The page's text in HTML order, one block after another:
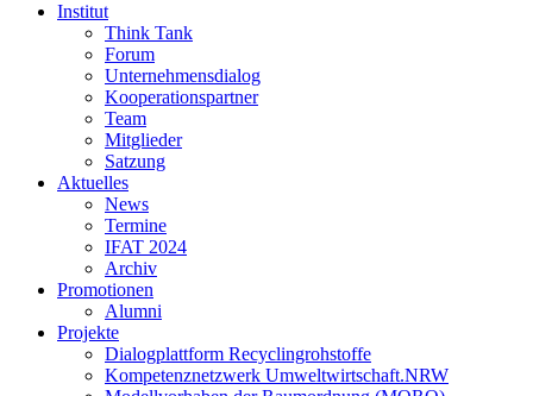
Institut
Think Tank
Forum
Unternehmensdialog
Kooperationspartner
Team
Mitglieder
Satzung
Aktuelles
News
Termine
IFAT 2024
Archiv
Promotionen
Alumni
Projekte
Dialogplattform Recyclingrohstoffe
Kompetenznetzwerk Umweltwirtschaft.NRW